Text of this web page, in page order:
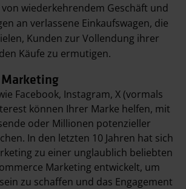
wiederkehrendem Geschäft und
an verlassene Einkaufswagen, die
Kunden zur Vollendung ihrer
Käufe zu ermutigen.
Facebook, Instagram, X (vormals
können Ihrer Marke helfen, mit
oder Millionen potenzieller
In den letzten 10 Jahren hat sich
zu einer unglaublich beliebten
Marketing entwickelt, um
zu schaffen und das Engagement